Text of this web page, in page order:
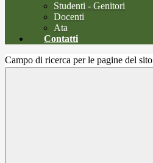
Studenti - Genitori
Docenti
Ata
Contatti
Campo di ricerca per le pagine del sito